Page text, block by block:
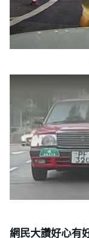
網民大讚好心有